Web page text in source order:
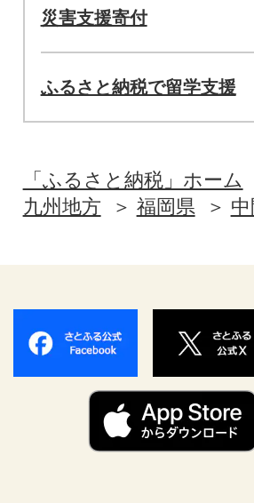
災害支援寄付
ふるさと納税で留学支援
「ふるさと納税」ホーム
九州地方
福岡県